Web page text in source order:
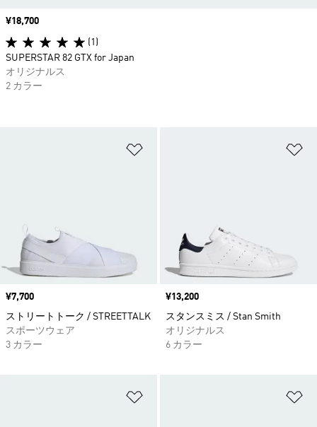
価格
¥7,700
ストリートトーク / STREETTALK
スポーツウェア
3 カラー
価格
¥13,200
スタンスミス / Stan Smith
オリジナルス
6 カラー
価格
¥18,700
(1)
SUPERSTAR 82 GTX for Japan
オリジナルス
2 カラー